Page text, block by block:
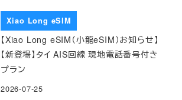
Xiao Long eSIM
【Xiao Long eSIM（小龍eSIM）お知らせ】
【新登場】タイ AIS回線 現地電話番号付き
プラン
2026-07-25